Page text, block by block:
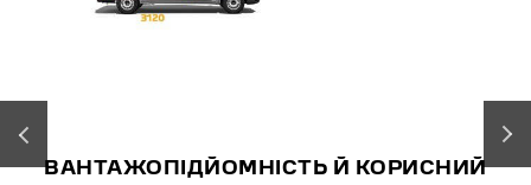
ВАНТАЖОПІДЙОМНІСТЬ Й КОРИСНИЙ
‹ ›